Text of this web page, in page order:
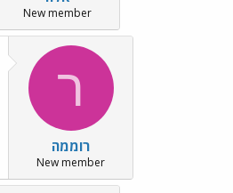
New member
ר
רוממה
New member